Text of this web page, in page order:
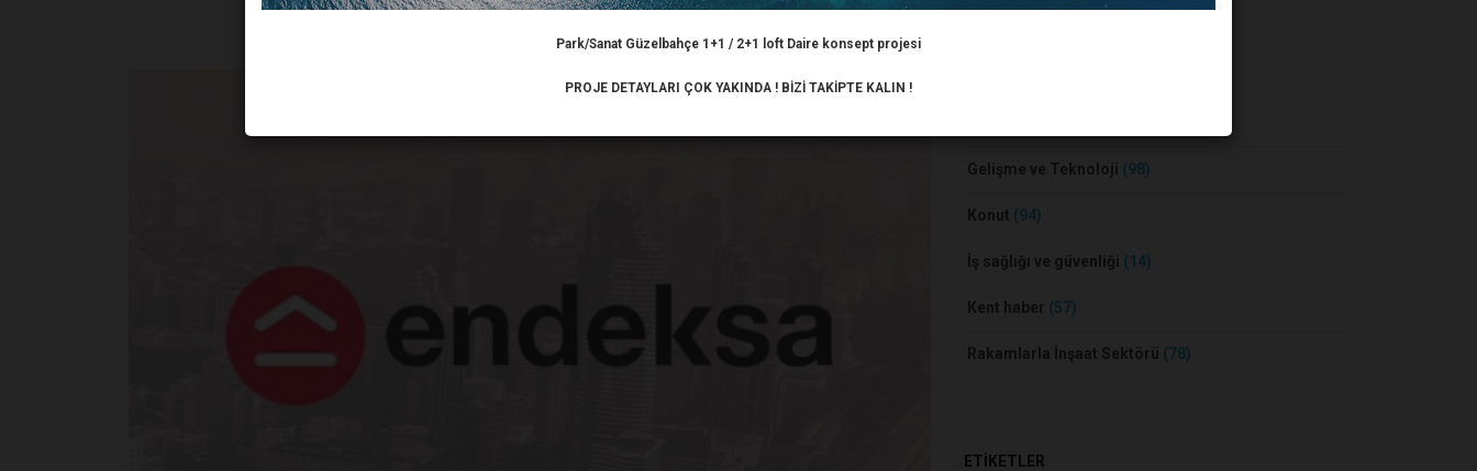
Gelişme ve Teknoloji (98)
Konut (94)
İş sağlığı ve güvenliği (14)
Kent haber (57)
Rakamlarla İnşaat Sektörü (78)
ETİKETLER
Park/Sanat Güzelbahçe 1+1 / 2+1 loft Daire konsept projesi
PROJE DETAYLARI ÇOK YAKINDA ! BİZİ TAKİPTE KALIN !